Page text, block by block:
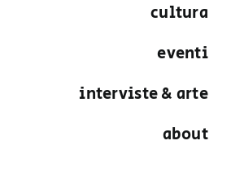
cultura
eventi
interviste & arte
about